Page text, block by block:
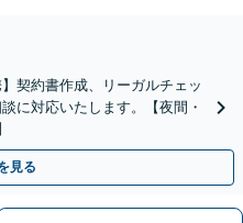
契約書作成、リーガルチェッ
に対応いたします。【夜間・
見る